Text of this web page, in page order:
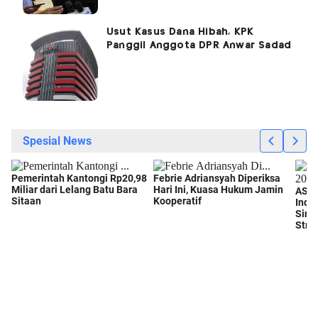
Usut Kasus Dana Hibah, KPK
Panggil Anggota DPR Anwar Sadad